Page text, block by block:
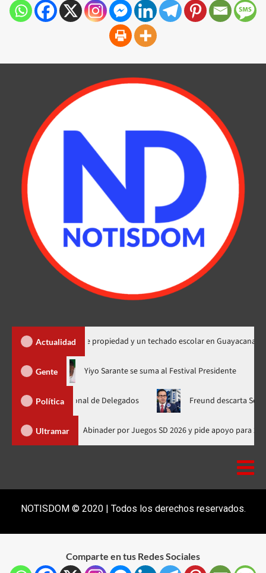
Actualidad
450 títulos de propiedad y un techado escolar en Guayacanal
Gente
en nuevo horario Yiyo Sarante se suma al Festival
Política
Nacional de Delegados Freund descarta Secretaría de
Ultramar
Presidente de Honduras felicita a Abinader por Juegos SD 2026 y pide
NOTISDOM © 2020 | Todos los derechos reservados.
Comparte en tus Redes Sociales